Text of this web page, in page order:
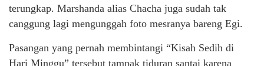
terungkap. Marshanda alias Chacha juga sudah tak
canggung lagi mengunggah foto mesranya bareng Egi.
Pasangan yang pernah membintangi “Kisah Sedih di
Hari Minggu” tersebut tampak tiduran santai karena